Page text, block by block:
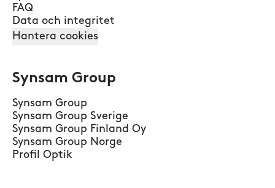
FAQ
Data och integritet
Hantera cookies
Synsam Group
Synsam Group
Synsam Group Sverige
Synsam Group Finland Oy
Synsam Group Norge
Profil Optik